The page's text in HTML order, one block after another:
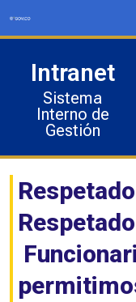
Intranet
Sistema
Interno de
Gestión